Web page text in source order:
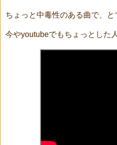
ちょっと中毒性のある曲で、と
今やyoutubeでもちょっとした